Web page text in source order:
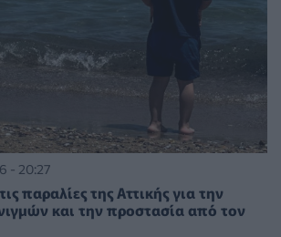
- 20:27
παραλίες της Αττικής για την
και την προστασία από τον